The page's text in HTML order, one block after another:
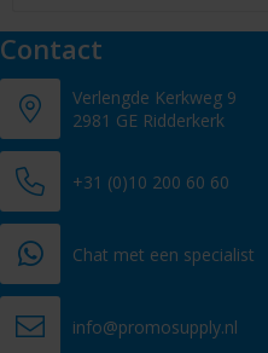
Contact
Verlengde Kerkweg 9
2981 GE Ridderkerk
+31 (0)10 200 60 60
Chat met een specialist
info@promosupply.nl